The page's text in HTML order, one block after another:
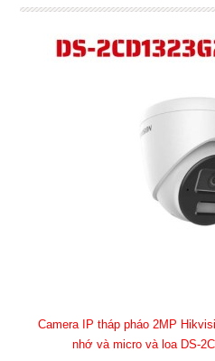
Camera IP tháp pháo 2MP
nhớ và micro và loa DS-